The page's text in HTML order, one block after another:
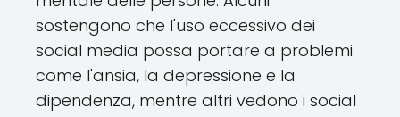
sostengono che l'uso eccessivo dei
social media possa portare a problemi
come l'ansia, la depressione e la
dipendenza, mentre altri vedono i social